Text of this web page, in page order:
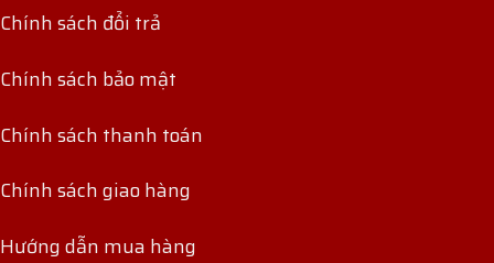
Chính sách đổi trả
Chính sách bảo mật
Chính sách thanh toán
Chính sách giao hàng
Hướng dẫn mua hàng